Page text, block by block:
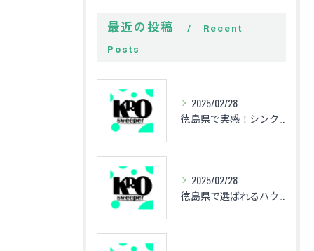
最近の投稿
Recent
Posts
2025/02/28
2025/02/28